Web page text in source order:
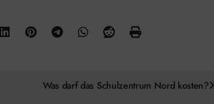
Was darf das Schulzentrum Nord kosten?